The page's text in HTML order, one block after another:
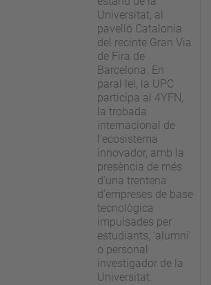
Universitat, al
pavelló Catalonia
del recinte Gran Via
de Fira de
Barcelona. En
paral·lel, la UPC
participa al 4YFN,
la trobada
internacional de
l’ecosistema
innovador, amb la
presència de més
d'una trentena
d'empreses de base
tecnològica
impulsades per
estudiants, 'alumni'
o personal
investigador de la
Universitat.